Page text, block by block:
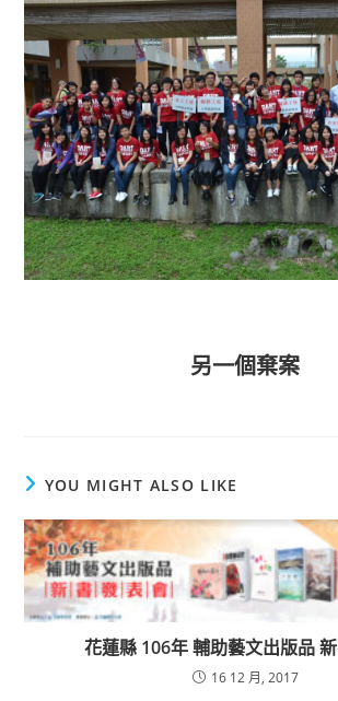
另一個棄案
YOU MIGHT ALSO LIKE
花蓮縣 106年 輔助藝文出版品
16 12 月, 2017